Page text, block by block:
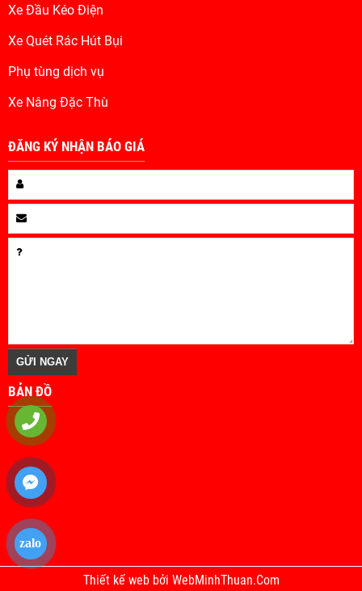
Xe Đầu Kéo Điện
Xe Quét Rác Hút Bụi
Phụ tùng dịch vụ
Xe Nâng Đặc Thù
ĐĂNG KÝ NHẬN BÁO GIÁ
BẢN ĐỒ
Thiết kế web bởi WebMinhThuan.Com
zalo